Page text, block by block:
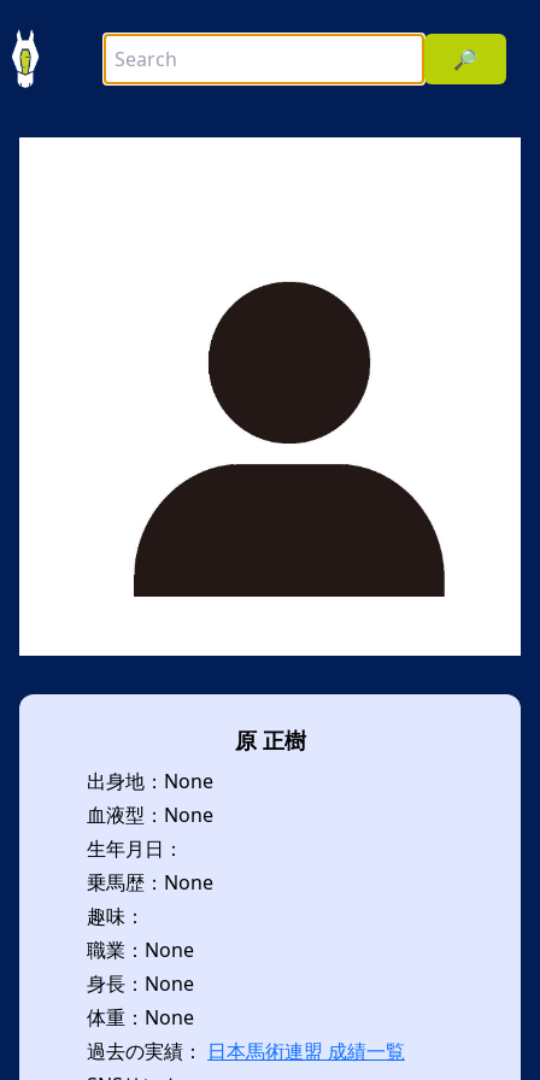
🔎
原 正樹
出身地：None
血液型：None
生年月日：
乗馬歴：None
趣味：
職業：None
身長：None
体重：None
過去の実績： 日本馬術連盟 成績一覧